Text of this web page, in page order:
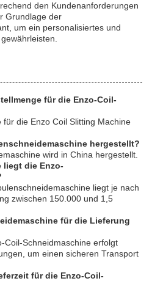
den Kundenanforderungen
Grundlage der
um ein personalisiertes und
für die Enzo-Coil-
die Enzo Coil Slitting Machine
hergestellt?
wird in China hergestellt.
liegt die Enzo-
liegt je nach
zwischen 150.000 und 1,5
für die Lieferung
Coil-Schneidmaschine erfolgt
um einen sicheren Transport
für die Enzo-Coil-